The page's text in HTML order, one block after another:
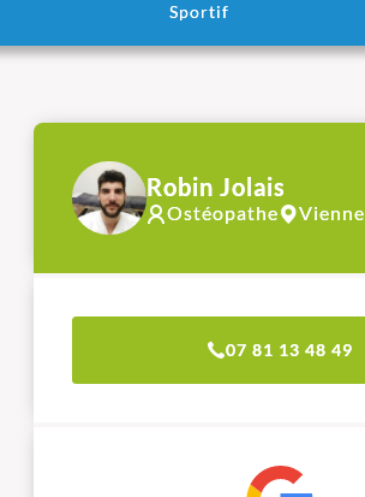
Sportif
Robin Jolais
Ostéopathe Vienne
07 81 13 48 49